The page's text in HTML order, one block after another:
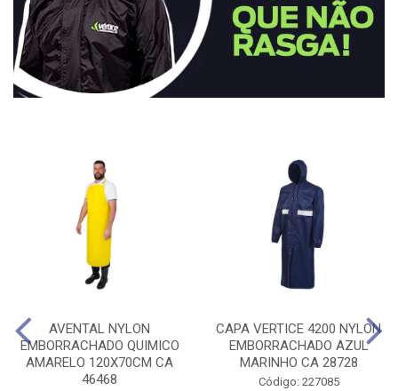
AVENTAL NYLON
EMBORRACHADO QUIMICO
AMARELO 120X70CM CA
46468
CAPA VERTICE 4200 NYLON
EMBORRACHADO AZUL
MARINHO CA 28728
Código: 227085